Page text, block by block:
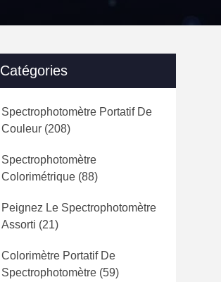
Catégories
Spectrophotomètre Portatif De
Couleur (208)
Spectrophotomètre
Colorimétrique (88)
Peignez Le Spectrophotomètre
Assorti (21)
Colorimètre Portatif De
Spectrophotomètre (59)